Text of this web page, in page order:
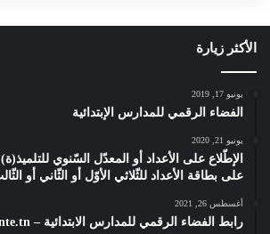
الأكثر زيارة
يونيو 17, 2019
الفضاء الرقمي للمدارس الإبتدائية
يونيو 21, 2020
الإطّلاع على الأعداد أو المعدّل السّنوي
على بطاقة الأعداد للثّلاثي الأوّل أو الثّاني أو
أغسطس 26, 2021
رابط الفضاء الرقمي للمدارس الابتدائية – CNTE www.ent.cnte.tn